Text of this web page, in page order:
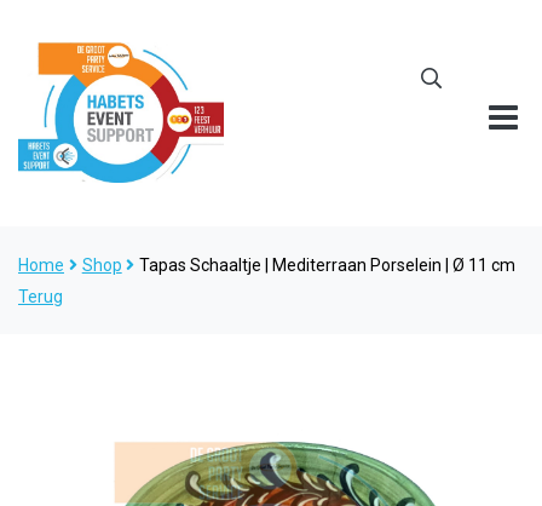
Home Shop
Tapas Schaaltje | Mediterraan Porselein | Ø 11 cm
Terug